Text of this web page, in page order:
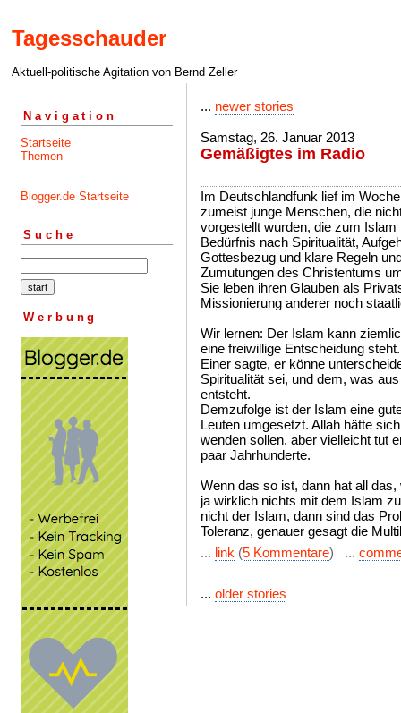
Tagesschauder
Aktuell-politische Agitation von Bernd Zeller
Navigation
Startseite
Themen
Blogger.de Startseite
Suche
Werbung
... newer stories
Samstag, 26. Januar 2013
Gemäßigtes im Radio
Im Deutschlandfunk lief im
zumeist junge Menschen, die
vorgestellt wurden, die zum
Bedürfnis nach Spiritualität,
Gottesbezug und klare Regeln
Zumutungen des Christentums
Sie leben ihren Glauben als
Missionierung anderer noch
Wir lernen: Der Islam kann
eine freiwillige Entscheidung steht.
Einer sagte, er könne
Spiritualität sei, und dem, was
entsteht.
Demzufolge ist der Islam eine
Leuten umgesetzt. Allah hätte
wenden sollen, aber vielleicht tut
paar Jahrhunderte.
Wenn das so ist, dann hat all
ja wirklich nichts mit dem Islam
nicht der Islam, dann sind das
Toleranz, genauer gesagt die
... link (5 Kommentare) ...
... older stories